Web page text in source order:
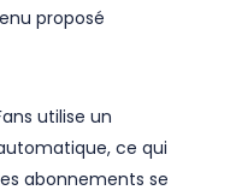
proposé
utilise un
ce qui
abonnements se